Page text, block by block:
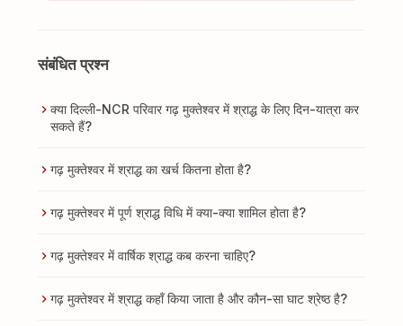
संबंधित प्रश्न
क्या दिल्ली-NCR परिवार गढ़ मुक्तेश्वर में श्राद्ध के लिए दिन-यात्रा कर
सकते हैं?
गढ़ मुक्तेश्वर में श्राद्ध का खर्च कितना होता है?
गढ़ मुक्तेश्वर में पूर्ण श्राद्ध विधि में क्या-क्या शामिल होता है?
गढ़ मुक्तेश्वर में वार्षिक श्राद्ध कब करना चाहिए?
गढ़ मुक्तेश्वर में श्राद्ध कहाँ किया जाता है और कौन-सा घाट श्रेष्ठ है?